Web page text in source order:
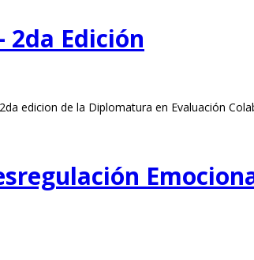
2da Edición
edicion de la Diplomatura en Evaluación